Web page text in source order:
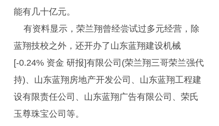
能有几十亿元。
有资料显示，荣兰翔曾经尝试过多元经营，除
蓝翔技校之外，还开办了山东蓝翔建设机械
[-0.24% 资金 研报]有限公司(荣兰翔三哥荣兰强代
持)、山东蓝翔房地产开发公司、山东蓝翔工程建
设有限责任公司、山东蓝翔广告有限公司、荣氏
玉尊珠宝公司等。